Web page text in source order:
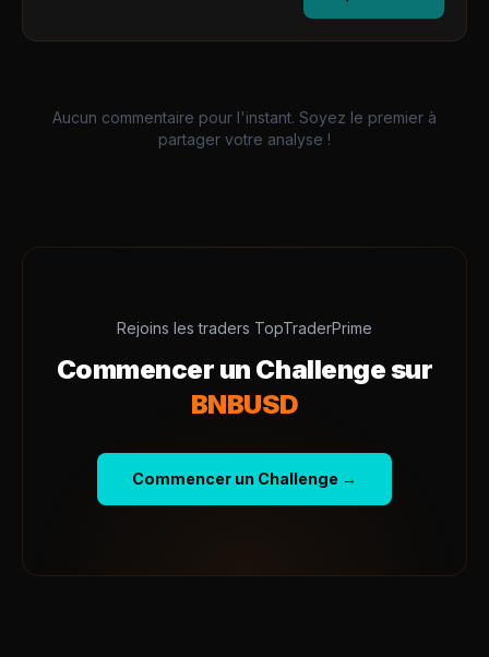
Aucun commentaire pour l'instant. Soyez le premier à
partager votre analyse !
Rejoins les traders TopTraderPrime
Commencer un Challenge sur
BNBUSD
Commencer un Challenge →